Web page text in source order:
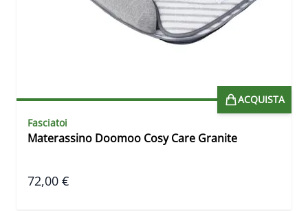
ACQUISTA
Fasciatoi
Materassino Doomoo Cosy Care Granite
72,00 €